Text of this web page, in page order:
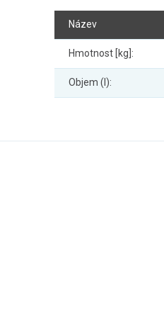
Název
Hmotnost [kg]:
Objem (l):